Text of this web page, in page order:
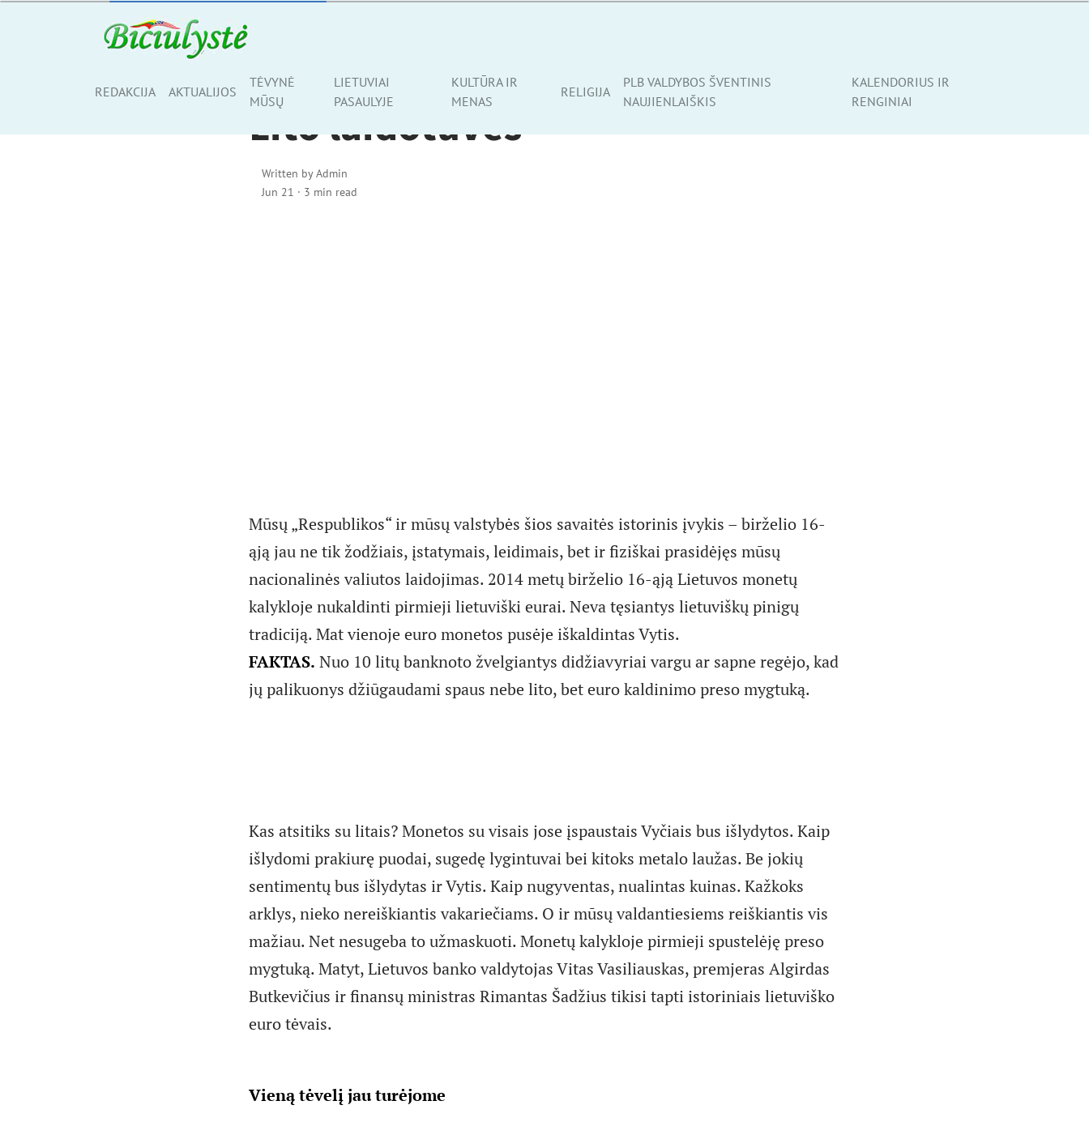
REDAKCIJA AKTUALIJOS
TĖVYNĖ
MŪSŲ
LIETUVIAI
PASAULYJE
KULTŪRA IR
MENAS
RELIGIJA
PLB VALDYBOS ŠVENTINIS
NAUJIENLAIŠKIS
KALENDORIUS IR
RENGINIAI
AKTUALIJOS
Lito laidotuvės
Written byAdmin
Jun 21 · 3 min read
Mūsų „Respublikos“ ir mūsų valstybės šios savaitės istorinis įvykis – birželio 16-
ąją jau ne tik žodžiais, įstatymais, leidimais, bet ir fiziškai prasidėjęs mūsų
nacionalinės valiutos laidojimas. 2014 metų birželio 16-ąją Lietuvos monetų
kalykloje nukaldinti pirmieji lietuviški eurai. Neva tęsiantys lietuviškų pinigų
tradiciją. Mat vienoje euro monetos pusėje iškaldintas Vytis.
FAKTAS. Nuo 10 litų banknoto žvelgiantys didžiavyriai vargu ar sapne regėjo, kad
jų palikuonys džiūgaudami spaus nebe lito, bet euro kaldinimo preso mygtuką.
Kas atsitiks su litais? Monetos su visais jose įspaustais Vyčiais bus išlydytos. Kaip
išlydomi prakiurę puodai, sugedę lygintuvai bei kitoks metalo laužas. Be jokių
sentimentų bus išlydytas ir Vytis. Kaip nugyventas, nualintas kuinas. Kažkoks
arklys, nieko nereiškiantis vakariečiams. O ir mūsų valdantiesiems reiškiantis vis
mažiau. Net nesugeba to užmaskuoti. Monetų kalykloje pirmieji spustelėję preso
mygtuką. Matyt, Lietuvos banko valdytojas Vitas Vasiliauskas, premjeras Algirdas
Butkevičius ir finansų ministras Rimantas Šadžius tikisi tapti istoriniais lietuviško
euro tėvais.
Vieną tėvelį jau turėjome
Share